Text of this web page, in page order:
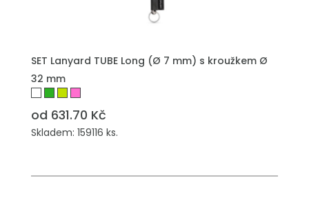
SET Lanyard TUBE Long (Ø 7 mm) s kroužkem Ø
32 mm
od 631.70 Kč
Skladem: 159116 ks.